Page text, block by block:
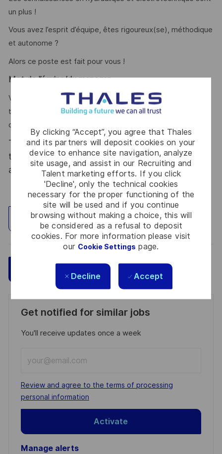
By clicking “Accept”, you agree that Thales
and its partners will deposit cookies on your
device to enhance site navigation, analyze
site usage, and assist in our Recruiting and
Talent marketing efforts. If you click
'Decline', only the technical cookies
necessary for the proper functioning of the
site will be used and if you continue
browsing without making a choice, this will
be considered as a refusal to deposit
cookies. For more information please visit
our Cookie Settings page.
Decline Accept
un plus !
Vous avez l’esprit d’équipe, êtes rigoureux(se), méthodique
et autonome ?
Alors ce poste est fait pour vous !
Mot de l’équipe/du manager
Vous souhaitez travailler sur des produits de hautes
technologies et participer à la mise en place de notre usine
de demain, n’hésitez pas et rejoignez-nous !
Thales, entreprise Handi-Engagée, reconnait
tous les talents. La diversité est notre meilleur
atout. Postulez et rejoignez nous !
Explore Location
Get notified for similar jobs
You'll receive updates once a week
Email
address
(Required)
Required
Review and agree to the terms of processing
personal information
Activate
Manage alerts